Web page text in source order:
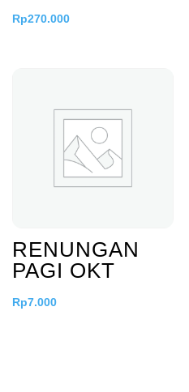
Rp270.000
RENUNGAN
PAGI OKT
Rp7.000